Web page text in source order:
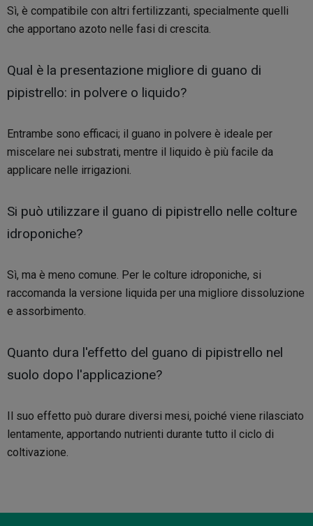
Sì, è compatibile con altri fertilizzanti, specialmente quelli
che apportano azoto nelle fasi di crescita.
Qual è la presentazione migliore di guano di
pipistrello: in polvere o liquido?
Entrambe sono efficaci; il guano in polvere è ideale per
miscelare nei substrati, mentre il liquido è più facile da
applicare nelle irrigazioni.
Si può utilizzare il guano di pipistrello nelle colture
idroponiche?
Sì, ma è meno comune. Per le colture idroponiche, si
raccomanda la versione liquida per una migliore dissoluzione
e assorbimento.
Quanto dura l'effetto del guano di pipistrello nel
suolo dopo l'applicazione?
Il suo effetto può durare diversi mesi, poiché viene rilasciato
lentamente, apportando nutrienti durante tutto il ciclo di
coltivazione.